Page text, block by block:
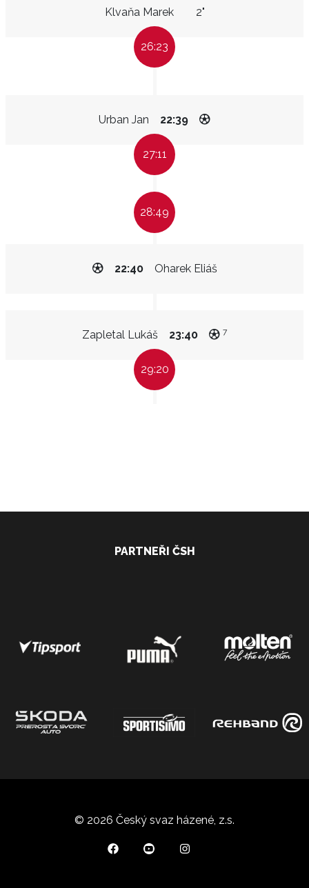
Klvaňa Marek 2"
26:23
Urban Jan 22:39
27:11
28:49
Oharek Eliáš
22:40
Zapletal Lukáš 23:40 7
29:20
PARTNEŘI ČSH
© 2026 Český svaz házené, z.s.